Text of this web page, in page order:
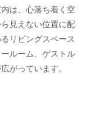
は、心落ち着く空
見えない位置に配
リビングスペース
ルーム、ゲストル
がっています。